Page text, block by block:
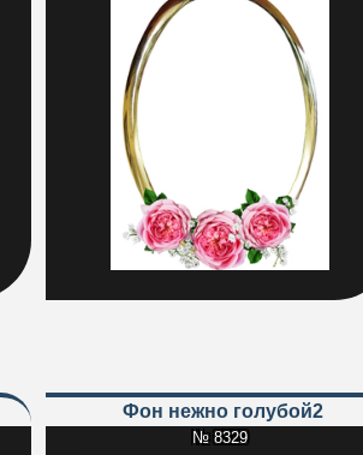
Фон нежно голубой2
№ 8329